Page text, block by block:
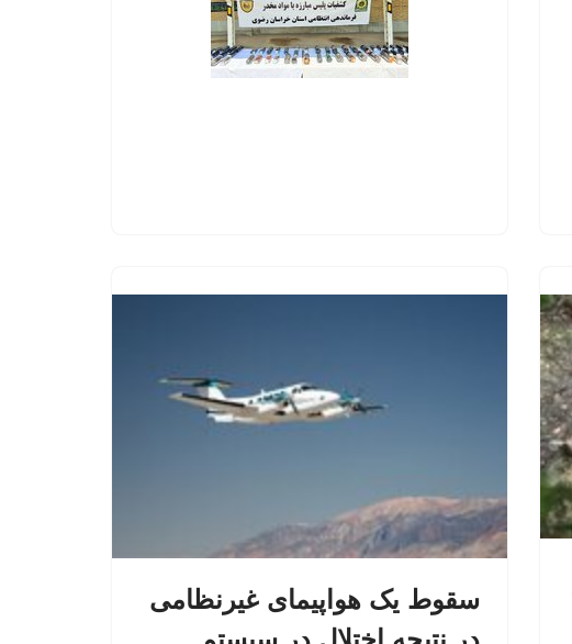
سقوط یک هواپیمای غیرنظامی